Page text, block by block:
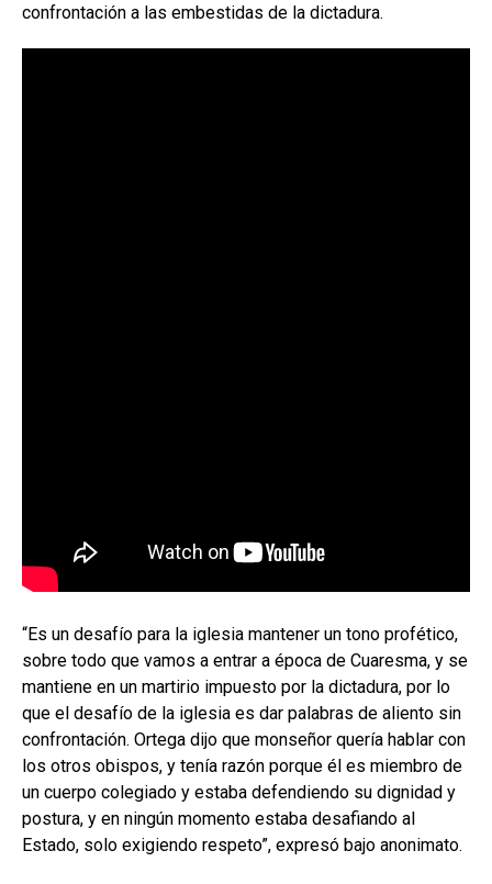
confrontación a las embestidas de la dictadura.
“Es un desafío para la iglesia mantener un tono profético,
sobre todo que vamos a entrar a época de Cuaresma, y se
mantiene en un martirio impuesto por la dictadura, por lo
que el desafío de la iglesia es dar palabras de aliento sin
confrontación. Ortega dijo que monseñor quería hablar con
los otros obispos, y tenía razón porque él es miembro de
un cuerpo colegiado y estaba defendiendo su dignidad y
postura, y en ningún momento estaba desafiando al
Estado, solo exigiendo respeto”, expresó bajo anonimato.